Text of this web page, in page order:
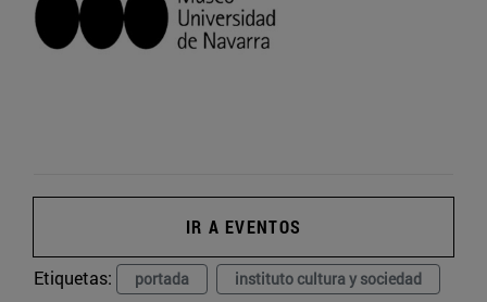
IR A EVENTOS
Etiquetas: portada instituto cultura y sociedad